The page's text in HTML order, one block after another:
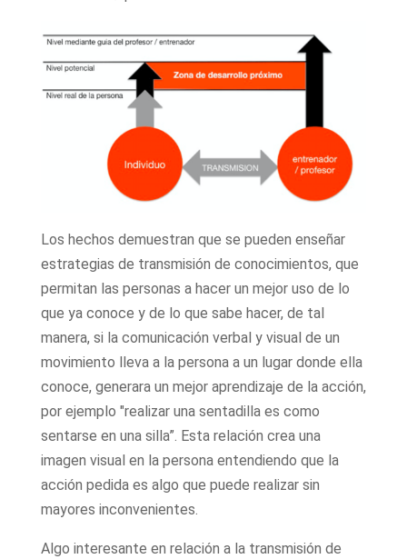
Los hechos demuestran que se pueden enseñar
estrategias de transmisión de conocimientos, que
permitan las personas a hacer un mejor uso de lo
que ya conoce y de lo que sabe hacer, de tal
manera, si la comunicación verbal y visual de un
movimiento lleva a la persona a un lugar donde ella
conoce, generara un mejor aprendizaje de la acción,
por ejemplo "realizar una sentadilla es como
sentarse en una silla”. Esta relación crea una
imagen visual en la persona entendiendo que la
acción pedida es algo que puede realizar sin
mayores inconvenientes.
Algo interesante en relación a la transmisión de